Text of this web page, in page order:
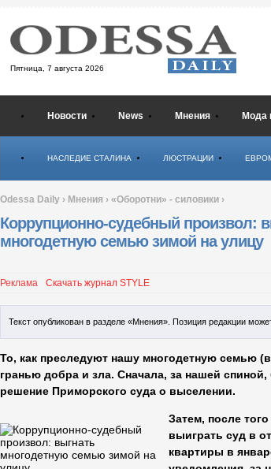
Пятница, 7 августа 2026
Новости News Мнения Мода
НАСЛЕДИЕ СТАЛИНА ЛЮСТРАЦИИ
Odessa Daily › Мнения › «Оборотни» - силовики ›
Коррупционно-судебный произвол:
многодетную семью зимой на улицу
Реклама Скачать журнал STYLE
Текст опубликован в разделе «Мнения». Позиция редакции
То, как преследуют нашу многодетную семью
гранью добра и зла. Сначала, за нашей
решение Приморского суда о выселении.
Затем, после
выиграть суд в
квартиры в